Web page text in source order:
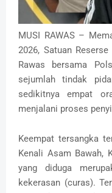
MUSI RAWAS –
2026, Satuan
Rawas bersama
sejumlah tindak
sedikitnya empat
menjalani proses
Keempat tersangka
Kenali Asam Bawah,
yang diduga
kekerasan (curas).